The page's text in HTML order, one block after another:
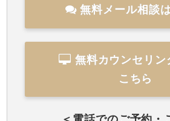
無料メール相談
無料カウンセリン
こちら